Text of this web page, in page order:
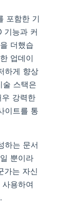
포함한 기
기능과 커
더했습
업데이
하게 향상
스택은
강력한
이트를 통
하는 문서
뿐이라
가는 자신
용하여